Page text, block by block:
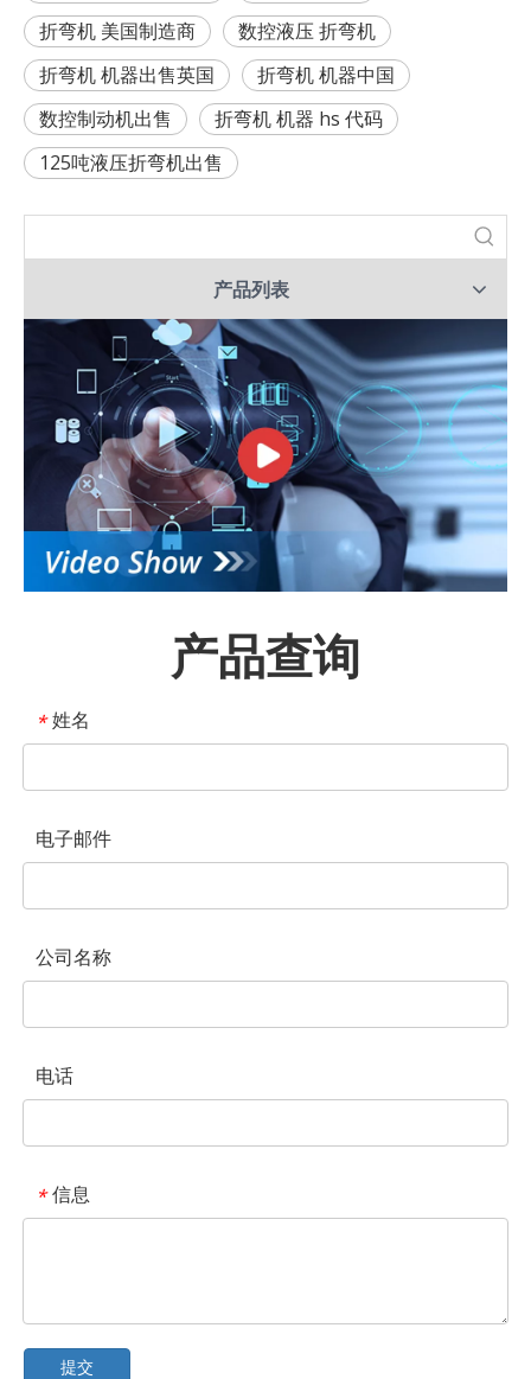
折弯机 美国制造商
数控液压 折弯机
折弯机 机器出售英国
折弯机 机器中国
数控制动机出售
折弯机 机器 hs 代码
125吨液压折弯机出售
产品列表
产品查询
* 姓名
电子邮件
公司名称
电话
* 信息
提交